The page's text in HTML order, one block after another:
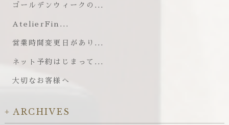
ゴールデンウィークの...
AtelierFin...
営業時間変更日があり...
ネット予約はじまって...
大切なお客様へ
ARCHIVES